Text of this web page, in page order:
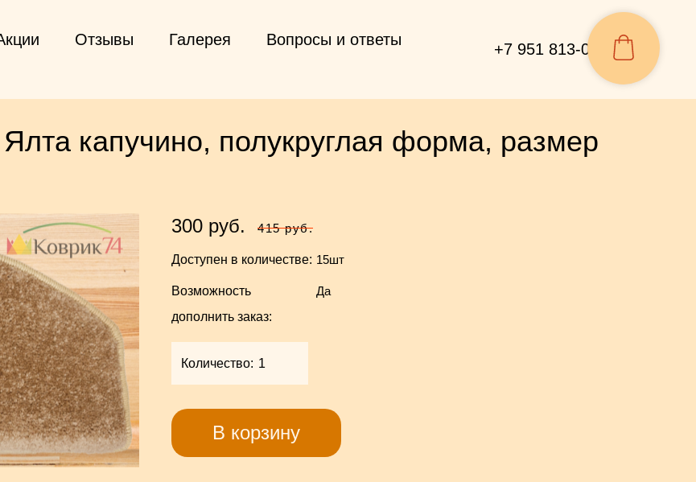
Отзывы Галерея Вопросы и ответы
+7 951 813-07-04
капучино, полукруглая форма, размер
300 руб. 415 руб.
Доступен в количестве: 15шт
Возможность
дополнить заказ:
Да
Количество:
В корзину